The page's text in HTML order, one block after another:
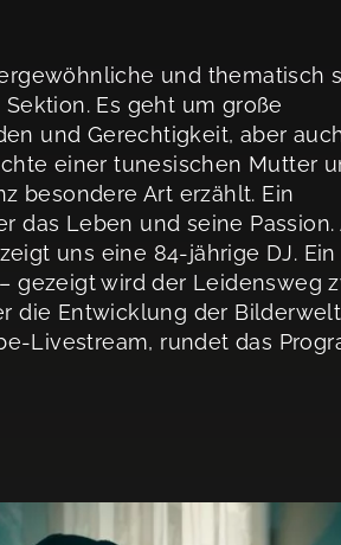
und thematisch
Es geht um große
und Gerechtigkeit, aber
einer tunesischen Mutter
besondere Art erzählt. Ein
das Leben und seine Passion.
uns eine 84-jährige DJ. Ein
gezeigt wird der Leidensweg
die Entwicklung der
Livestream, rundet das